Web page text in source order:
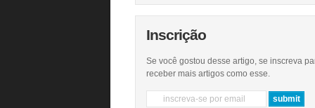
Inscrição
Se você gostou desse artigo, se inscreva
receber mais artigos como esse.